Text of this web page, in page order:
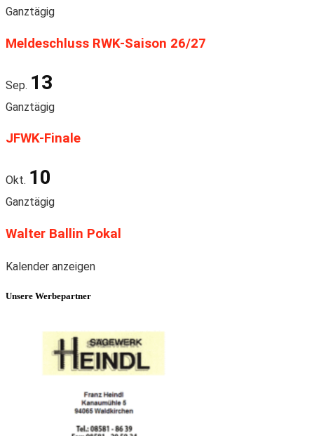
Ganztägig
Meldeschluss RWK-Saison 26/27
Sep. 13
Ganztägig
JFWK-Finale
Okt. 10
Ganztägig
Walter Ballin Pokal
Kalender anzeigen
Unsere Werbepartner